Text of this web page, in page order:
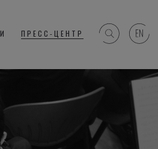
ПРЕСС-ЦЕНТР